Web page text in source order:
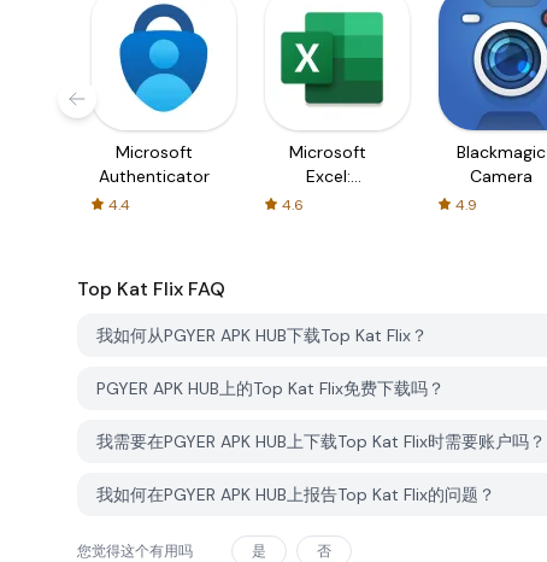
Microsoft
Authenticator
4.4
Microsoft
Excel:
Spreadsheets
4.6
Blackmagic
Camera
4.9
Top Kat Flix FAQ
我如何从PGYER APK HUB下载Top Kat Flix？
PGYER APK HUB上的Top Kat Flix免费下载吗？
我需要在PGYER APK HUB上下载Top Kat Flix时需要账户吗？
我如何在PGYER APK HUB上报告Top Kat Flix的问题？
您觉得这个有用吗 是 否